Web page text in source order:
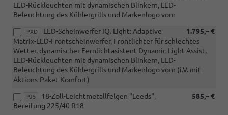
LED-Rückleuchten mit dynamischen Blinkern, LED-
Beleuchtung des Kühlergrills und Markenlogo vorn
PXD 1.795,– €
LED-Scheinwerfer IQ. Light: Adaptive
Matrix-LED-Frontscheinwerfer, Frontlichter für schlechtes
Wetter, dynamischer Fernlichtasistent Dynamic Light Assist,
LED-Rückleuchten mit dynamischen Blinkern, LED-
Beleuchtung des Kühlergrills und Markenlogo vorn (i.V. mit
Aktions-Paket Komfort)
PJ5 585,– €
18-Zoll-Leichtmetallfelgen "Leeds",
Bereifung 225/40 R18